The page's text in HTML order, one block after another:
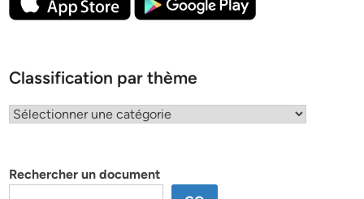
Classification par thème
Classification
Rechercher un document